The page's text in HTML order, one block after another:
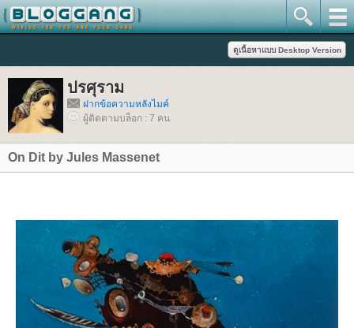
ปรศุราม
ฝากข้อความหลังไมค์
ผู้ติดตามบล็อก : 7 คน
On Dit by Jules Massenet